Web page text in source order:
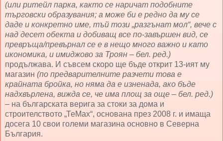
(или ритейл парка, както се наричат подобните
търговски образувания; а може би е редно да му се
даде и конкретно име, тъй този „разгънат мол“, вече с
над десет обекта и добиващ все по-завършен вид, се
превръща/превърнал се е в нещо много важно и като
икономика, и имиджово за Троян – бел. ред.)
продължава. И съвсем скоро ще бъде открит 13-ият му
магазин (по предварителните разчети това е
крайната бройка, но няма да е изненада, ако бъде
надхвърлена, вижда се, че има площ за още – бел. ред.)
– на българската верига за стоки за дома и
строителството „ТеМах“, основана през 2008 г. и имаща
досега 10 свои големи магазина основно в Северна
България.